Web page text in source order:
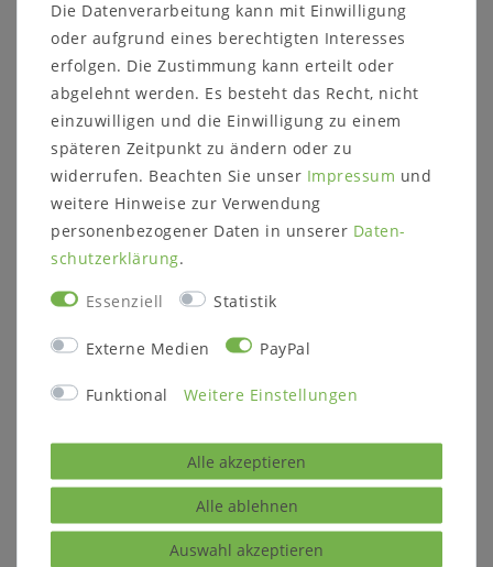
TV-Lowboard ACERRO
181x64x56cm TV-
Kommode rustikale
Asteiche massiv
3.016,00 €
Sitzbank mit
verjüngter Lehne
Artikel anzeigen
Die Datenverarbeitung kann mit Einwilligung
oder aufgrund eines berechtigten Interesses
erfolgen. Die Zustimmung kann erteilt oder
abgelehnt werden. Es besteht das Recht, nicht
einzuwilligen und die Einwilligung zu einem
späteren Zeitpunkt zu ändern oder zu
widerrufen. Beachten Sie unser Impressum und
weitere Hinweise zur Verwendung
personenbezogener Daten in unserer Daten­
schutz­erklärung.
Essenziell Statistik
Externe Medien PayPal
Funktional Weitere Einstellungen
Alle akzeptieren
Alle ablehnen
Auswahl akzeptieren